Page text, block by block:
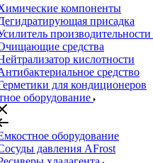
компоненты
присадка
средства
кислотности
средство
для кондиционеров
оборудование
оборудование
давления AFrost